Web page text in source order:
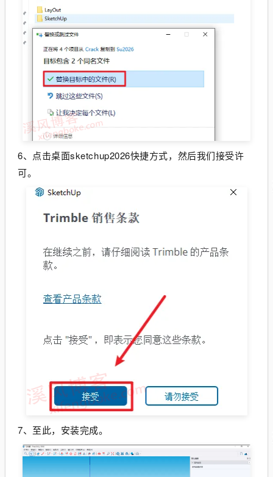
6、点击桌面sketchup2026快捷方式，然后我们接受许
可。
7、至此，安装完成。